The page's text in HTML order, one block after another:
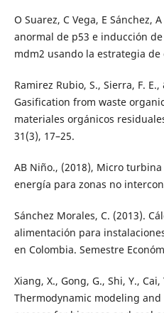
O Suarez, C Vega, E Sánchez,
anormal de p53 e inducción
mdm2 usando la estrategia de
Ramirez Rubio, S., Sierra, F.
Gasification from waste
materiales orgánicos
31(3), 17–25.
AB Niño., (2018), Micro
energía para zonas no
Sánchez Morales, C. (2013).
alimentación para
en Colombia. Semestre
Xiang, X., Gong, G., Shi, Y.,
Thermodynamic modeling